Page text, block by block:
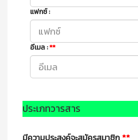
แฟกซ์ :
อีเมล :**
ประเภทวารสาร
มีความประสงค์จะสมัครสมาชิก **